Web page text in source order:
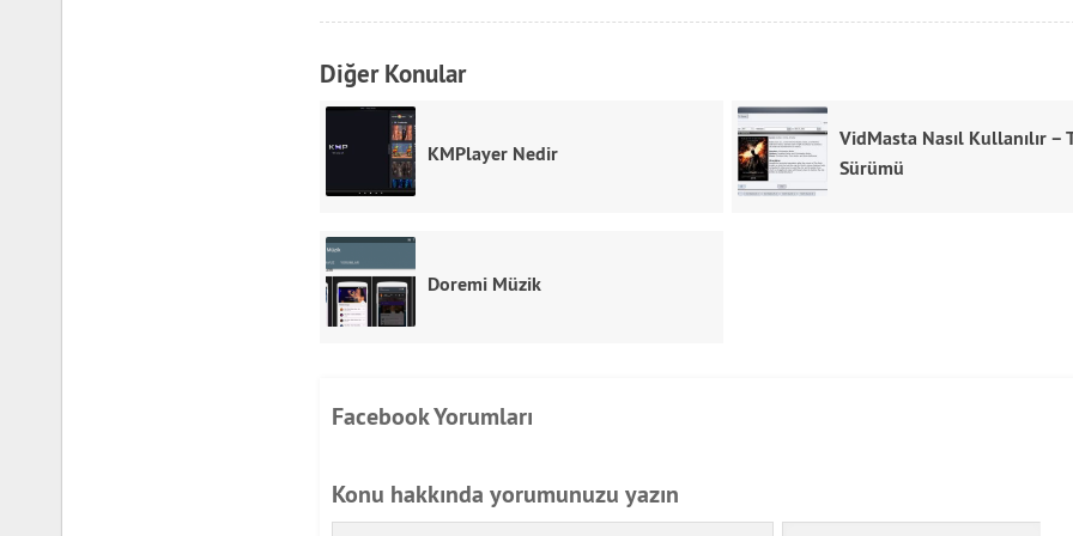
Diğer Konular
KMPlayer Nedir
VidMasta Nasıl Kullanılır –
Sürümü
Doremi Müzik
Facebook Yorumları
Konu hakkında yorumunuzu yazın